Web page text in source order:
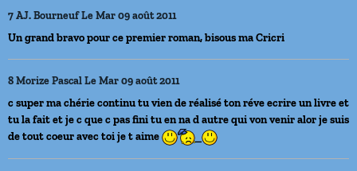
7AJ. BourneufLe Mar 09 août 2011
Un grand bravo pour ce premier roman, bisous ma Cricri
8Morize PascalLe Mar 09 août 2011
c super ma chérie continu tu vien de réalisé ton réve ecrire un livre et
tu la fait et je c que c pas fini tu en na d autre qui von venir alor je suis
de tout coeur avec toi je t aime